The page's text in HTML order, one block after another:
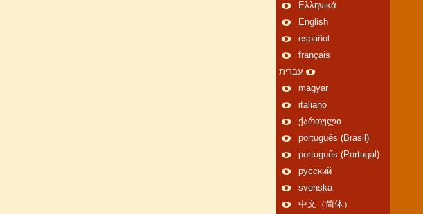
Ελληνικά
English
español
français
עברית
magyar
italiano
ქართული
português (Brasil)
português (Portugal)
русский
svenska
中文（简体）